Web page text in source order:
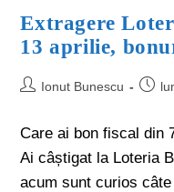
Extragere
13 aprilie,
Ionut Bunescu
Care ai bon fiscal din
Ai câștigat la Loteria
acum sunt curios